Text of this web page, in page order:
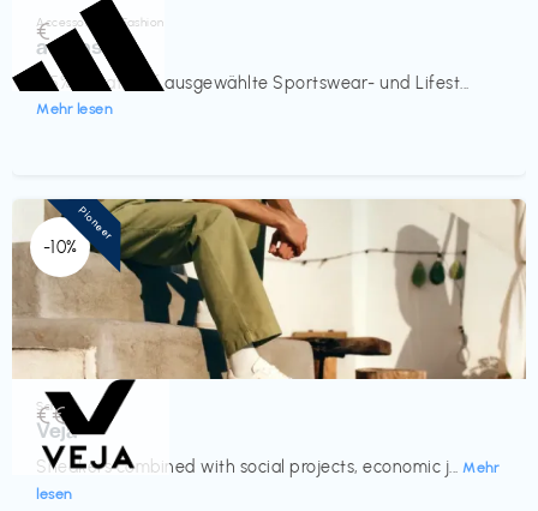
Accessoires & Fashion
adidas
-15% Rabatt auf ausgewählte Sportswear- und Lifest...
Mehr lesen
€‎
-10%
Schuhe
Veja
Sneakers combined with social projects, economic j... Mehr
lesen
€€‎
Pioneer